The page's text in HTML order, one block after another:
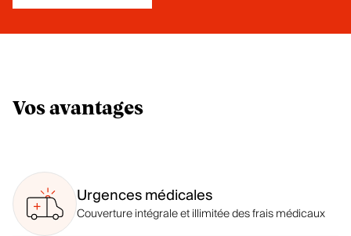
Vos avantages
Urgences médicales
Couverture intégrale et illimitée des frais médicaux